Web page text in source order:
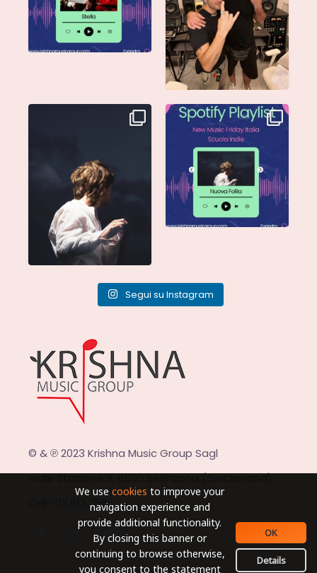
We use cookies to improve your
navigation experience and
provide additional functionality.
By closing this banner or
continuing to browse otherwise,
you consent to the statement
OK
Details
Singolo: Nuova Follia
Nuova Follia è finalmente
vostra e sta già
Segui su Instagram
© & ℗ 2023 Krishna Music Group Sagl
Viale Stazione 9, 6500 Bellinzona (Switzerland)
CHE-113.612.756